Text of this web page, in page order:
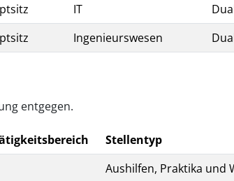
IT
Ingenieurswesen
entgegen.
Stellentyp
Aushilfen, Praktika und